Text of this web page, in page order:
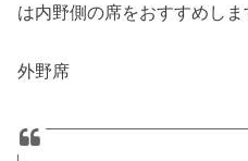
は内野側の席をおすすめしま
外野席